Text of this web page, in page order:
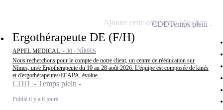
Ergothérapeute DE (F/H)
APPEL MEDICAL - 30 - NÎMES
Nous recherchons pour le compte de notre client, un centre de rééducation sur
Nîmes, un/e Ergothérapeute du 10 au 28 août 2026. L'équipe est composée de kinés
et d'ergothérapeutes/EEAPA, évolue...
CDD - Temps plein
Publié il y a 8 jours
CDDTemps plein
Ajouter cette offre à ma sélection